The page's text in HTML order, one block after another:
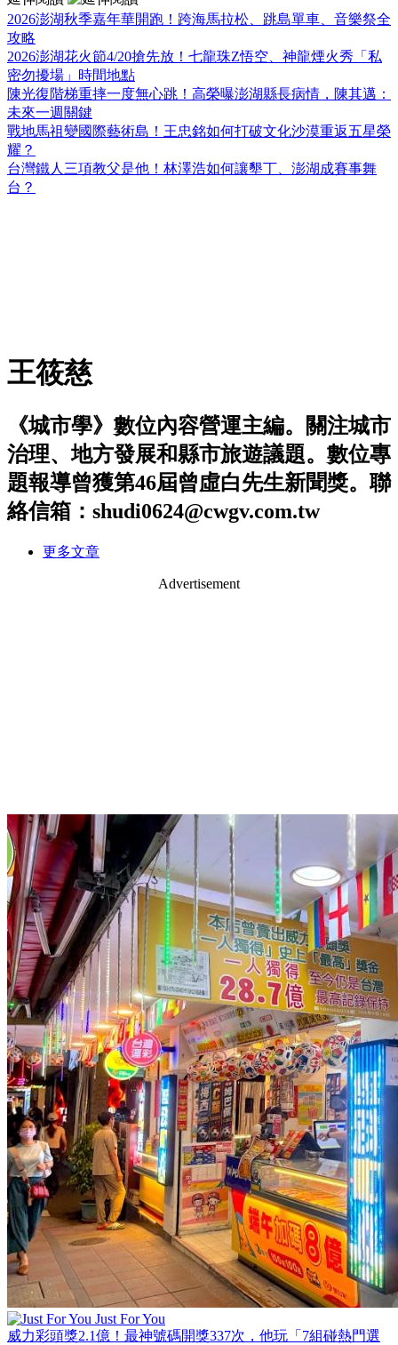
2026澎湖秋季嘉年華開跑！跨海馬拉松、跳島單車、音樂祭全
攻略
2026澎湖花火節4/20搶先放！七龍珠Z悟空、神龍煙火秀「私
密勿擾場」時間地點
陳光復階梯重摔一度無心跳！高榮曝澎湖縣長病情，陳其邁：
未來一週關鍵
戰地馬祖變國際藝術島！王忠銘如何打破文化沙漠重返五星榮
耀？
台灣鐵人三項教父是他！林澤浩如何讓墾丁、澎湖成賽事舞
台？
王筱慈
《城市學》數位內容營運主編。關注城市
治理、地方發展和縣市旅遊議題。數位專
題報導曾獲第46屆曾虛白先生新聞獎。聯
絡信箱：shudi0624@cwgv.com.tw
更多文章
Advertisement
Just For You
威力彩頭獎2.1億！最神號碼開獎337次，他玩「7組碰熱門選